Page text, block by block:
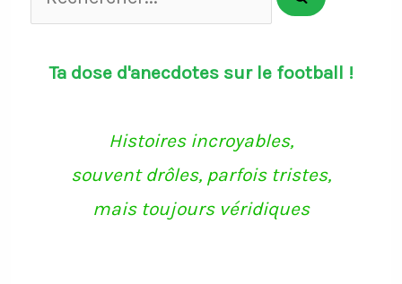
Ta dose d'anecdotes sur le football !
Histoires incroyables,
souvent drôles, parfois tristes,
mais toujours véridiques